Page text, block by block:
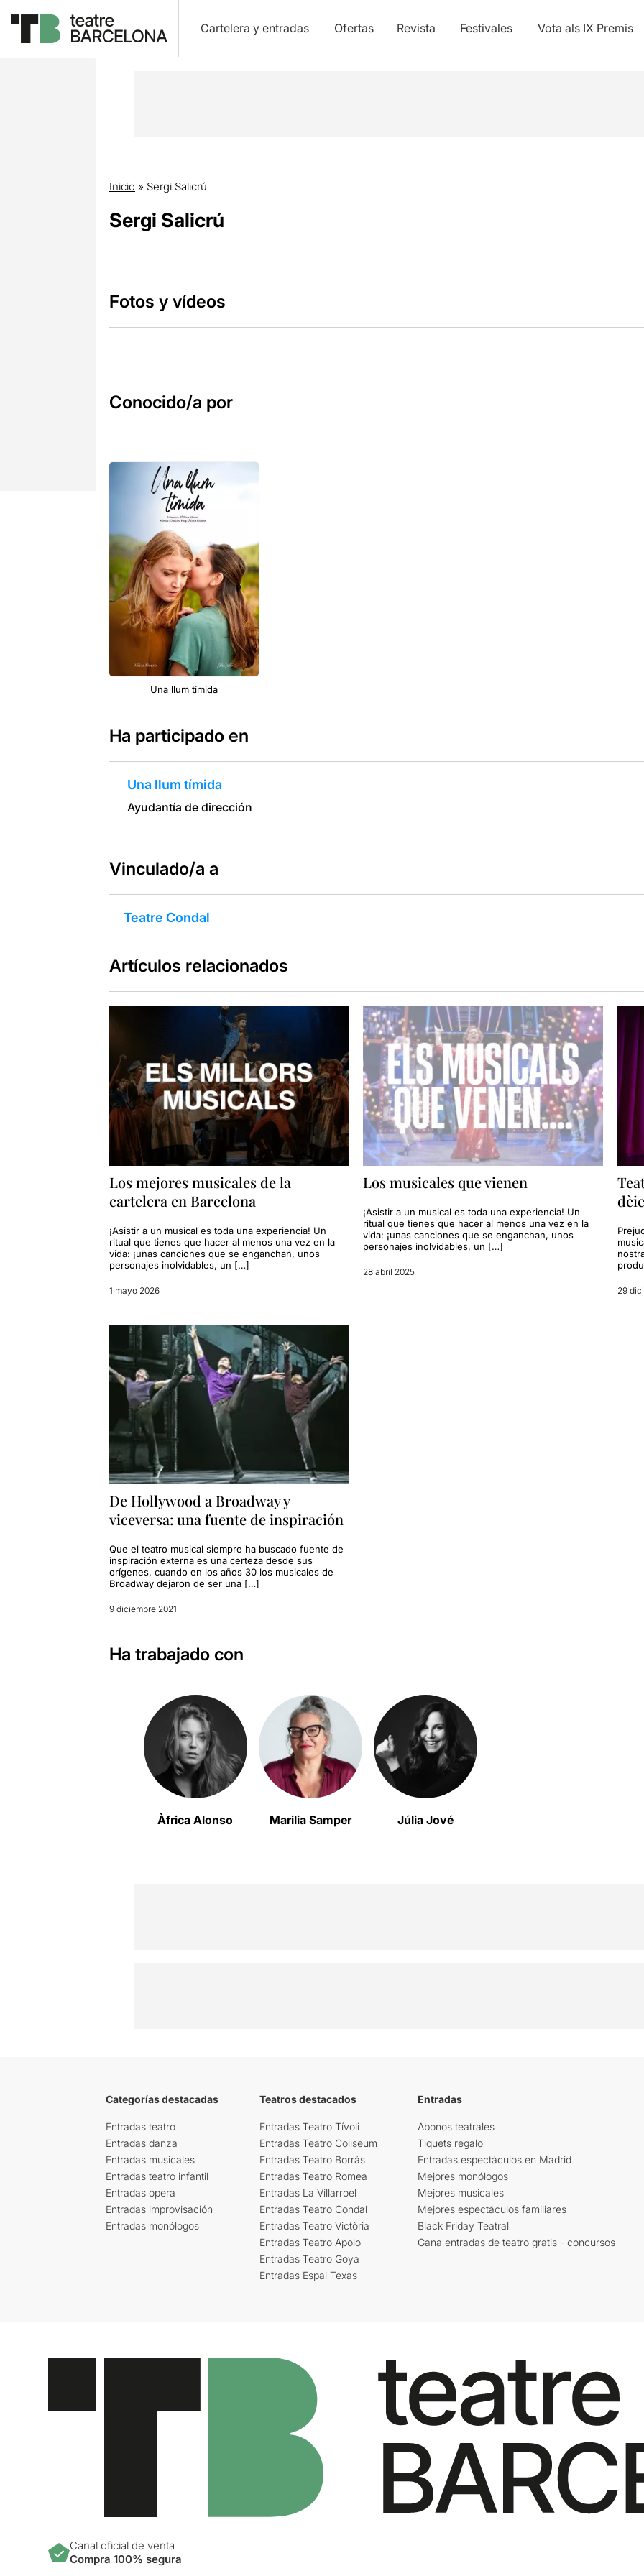
Cartelera y entradas Ofertas Revista Festivales Vota als IX Premis
Inicio » Sergi Salicrú
Sergi Salicrú
Fotos y vídeos
Conocido/a por
Una llum tímida
Ha participado en
Una llum tímida
Ayudantía de dirección
Vinculado/a a
Teatre Condal
Artículos relacionados
Los mejores musicales de la
cartelera en Barcelona
¡Asistir a un musical es toda una experiencia! Un
ritual que tienes que hacer al menos una vez en la
vida: ¡unas canciones que se enganchan, unos
personajes inolvidables, un […]
1 mayo 2026
Los musicales que vienen
¡Asistir a un musical es toda una experiencia! Un
ritual que tienes que hacer al menos una vez en la
vida: ¡unas canciones que se enganchan, unos
personajes inolvidables, un […]
28 abril 2025
29
De Hollywood a Broadway y
viceversa: una fuente de inspiración
Que el teatro musical siempre ha buscado fuente de
inspiración externa es una certeza desde sus
orígenes, cuando en los años 30 los musicales de
Broadway dejaron de ser una […]
9 diciembre 2021
Ha trabajado con
Àfrica Alonso Marilia Samper Júlia Jové
Categorías destacadas
Entradas teatro
Entradas danza
Entradas musicales
Entradas teatro infantil
Entradas ópera
Entradas improvisación
Entradas monólogos
Teatros destacados
Entradas Teatro Tívoli
Entradas Teatro Coliseum
Entradas Teatro Borrás
Entradas Teatro Romea
Entradas La Villarroel
Entradas Teatro Condal
Entradas Teatro Victòria
Entradas Teatro Apolo
Entradas Teatro Goya
Entradas Espai Texas
Entradas
Abonos teatrales
Tiquets regalo
Entradas espectáculos en Madrid
Mejores monólogos
Mejores musicales
Mejores espectáculos familiares
Black Friday Teatral
Gana entradas de teatro gratis - concursos
Canal oficial de venta
Compra 100% segura